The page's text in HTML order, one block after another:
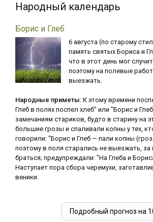
Народный календарь
Борис и Глеб
6 августа (по старому
память святых Бориса и
что в этот день мог
поэтому на полевые
выезжать.
Народные приметы: К этому времени
Глеб в полях поспел хлеб" или "Борис и
замечаниям стариков, будто в старину на
большие грозы и спаливали копны у тех,
говорили: "Борис и Глеб — пали копны
поэтому в поля старались не выезжать,
браться; предупреждали: "На Глеба и
Наступает пора сбора черемухи,
веники.
Подробный прогноз на